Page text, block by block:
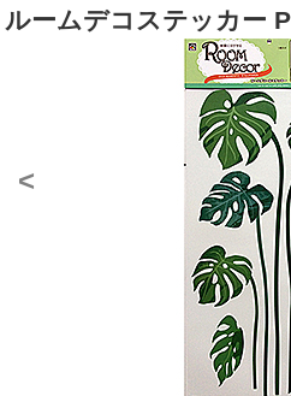
ルームデコステッカー
<